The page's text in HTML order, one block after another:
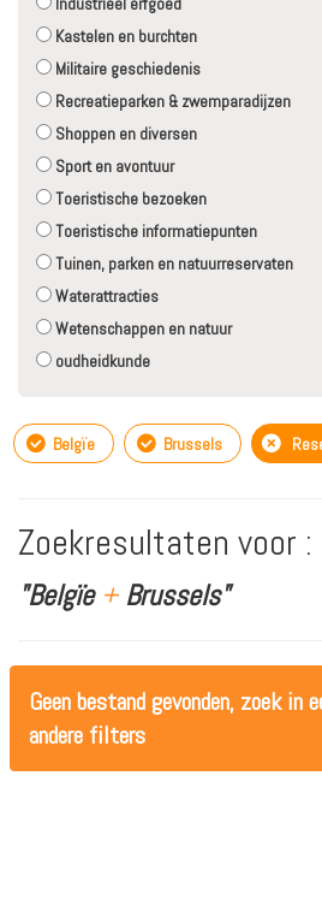
Kastelen en burchten
Militaire geschiedenis
Recreatieparken & zwemparadijzen
Shoppen en diversen
Sport en avontuur
Toeristische bezoeken
Toeristische informatiepunten
Tuinen, parken en natuurreservaten
Waterattracties
Wetenschappen en natuur
oudheidkunde
Belgïe Brussels
Zoekresultaten voor :
"Belgïe +Brussels"
Geen bestand gevonden, zoek in
andere filters